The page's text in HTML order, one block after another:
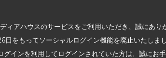
ィアハウスのサービスをご利用いただき、誠にあり
日をもってソーシャルログイン機能を廃止いたしまし
グインを利用してログインされていた方は、誠にお